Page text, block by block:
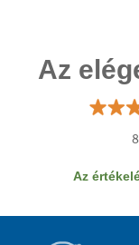
Az
Az